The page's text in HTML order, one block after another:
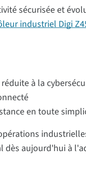
sécurisée et
industriel Digi
à la
en toute
dès aujourd'hui à